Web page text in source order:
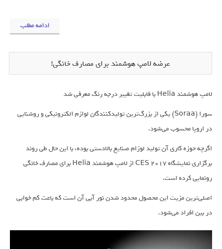
ادامه مطلب
عرضه لامپ هوشمند برای مصارف خانگی!
لامپ هوشمند Helia با قابلیت تغییر درجه رنگ معرفی شد
سورا (Soraa) یکی از بزرگ‌ترین تولیدکنندگان لوازم الکترونیکی و روشنایی
در اروپا محسوب می‌شود.
اگرچه حوزه کاری آن تولید لوزام صنایع بالادستی بوده، با این حال طی روند
برگزاری نمایشگاه CES 2017 از لامپ هوشمند Helia برای مصارف خانگی
رونمایی کرده است.
اصلی‌ترین مزیت این محصول محدود شدن نور آبی آن است که باعث کم خوابی
در بین افراد می‌شود.